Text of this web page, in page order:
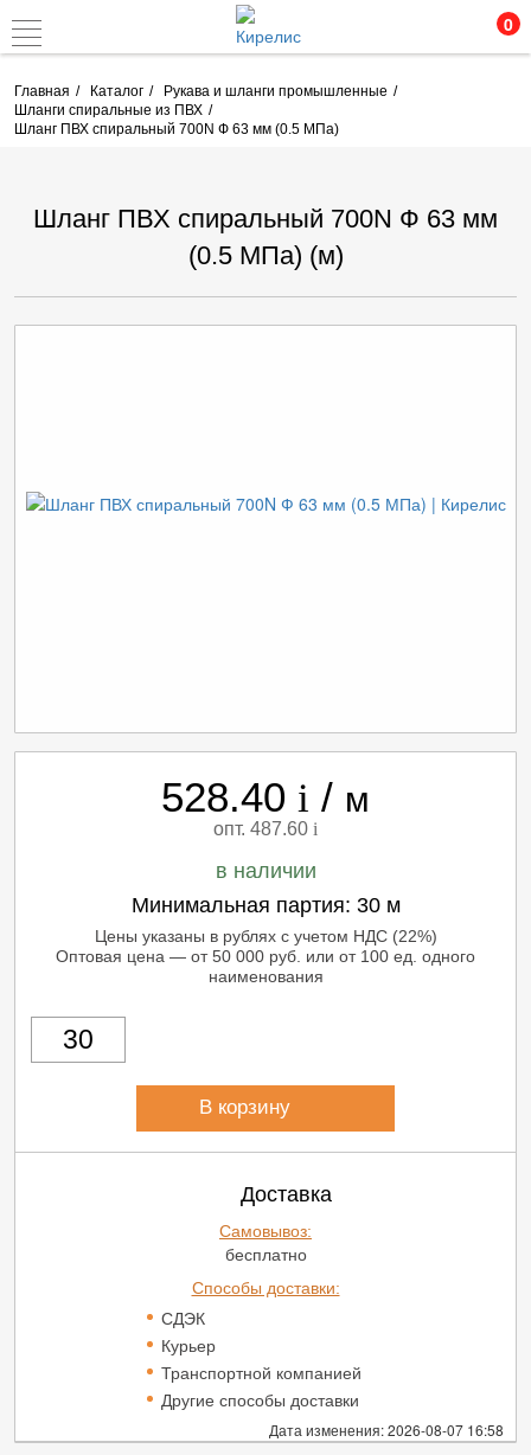
0
Главная Каталог
Рукава и шланги промышленные
Шланги спиральные из ПВХ
Шланг ПВХ спиральный 700N Ф 63 мм (0.5 МПа)
Шланг ПВХ спиральный 700N Ф 63 мм
(0.5 МПа) (м)
Дата изменения: 2026-08-07 16:58
528.40 i / м
опт. 487.60 i
в наличии
Минимальная партия: 30 м
Цены указаны в рублях с учетом НДС (22%)
Оптовая цена — от 50 000 руб. или от 100 ед. одного
наименования
В корзину
Доставка
Самовывоз:
бесплатно
Способы доставки:
СДЭК
Курьер
Транспортной компанией
Другие способы доставки